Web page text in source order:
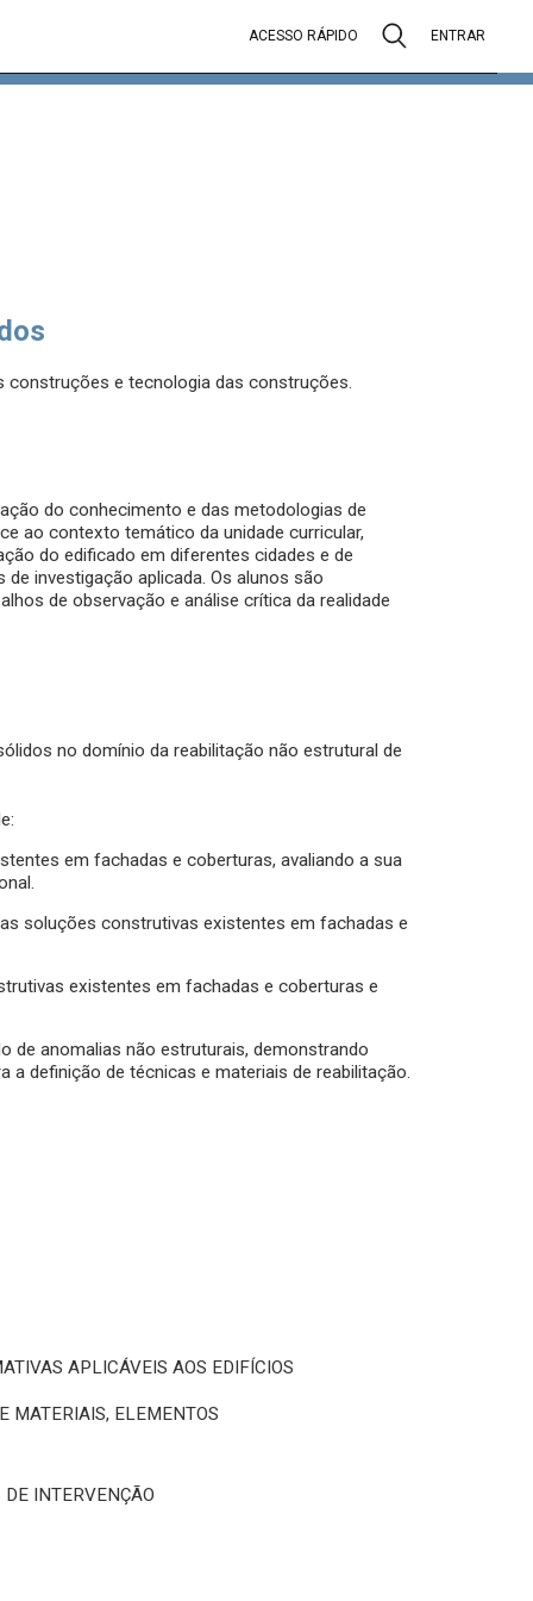
ACESSO RÁPIDO ENTRAR
construções e tecnologia das construções.
do conhecimento e das metodologias de
ao contexto temático da unidade curricular,
do edificado em diferentes cidades e de
investigação aplicada. Os alunos são
de observação e análise crítica da realidade
no domínio da reabilitação não estrutural de
em fachadas e coberturas, avaliando a sua
soluções construtivas existentes em fachadas e
existentes em fachadas e coberturas e
de anomalias não estruturais, demonstrando
a definição de técnicas e materiais de reabilitação.
APLICÁVEIS AOS EDIFÍCIOS
MATERIAIS, ELEMENTOS
INTERVENÇÃO